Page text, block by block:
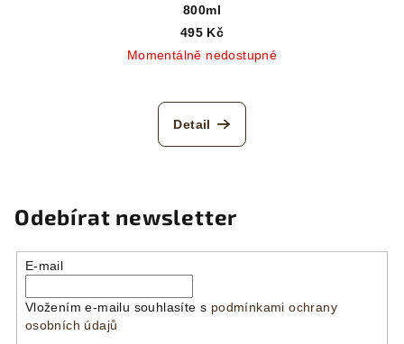
800ml
495 Kč
Momentálně nedostupné
Detail
Odebírat newsletter
E-mail
Vložením e-mailu souhlasíte s podmínkami ochrany
osobních údajů